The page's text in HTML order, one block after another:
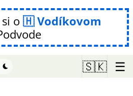
o
Vodíkovom
🇸🇰 ☰